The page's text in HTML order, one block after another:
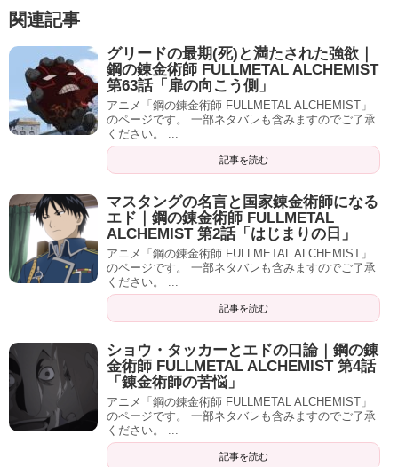
関連記事
グリードの最期(死)と満たされた強欲｜
鋼の錬金術師 FULLMETAL ALCHEMIST
第63話「扉の向こう側」
アニメ「鋼の錬金術師 FULLMETAL ALCHEMIST」
のページです。 一部ネタバレも含みますのでご了承
ください。 ...
記事を読む
マスタングの名言と国家錬金術師になる
エド｜鋼の錬金術師 FULLMETAL
ALCHEMIST 第2話「はじまりの日」
アニメ「鋼の錬金術師 FULLMETAL ALCHEMIST」
のページです。 一部ネタバレも含みますのでご了承
ください。 ...
記事を読む
ショウ・タッカーとエドの口論｜鋼の錬
金術師 FULLMETAL ALCHEMIST 第4話
「錬金術師の苦悩」
アニメ「鋼の錬金術師 FULLMETAL ALCHEMIST」
のページです。 一部ネタバレも含みますのでご了承
ください。 ...
記事を読む